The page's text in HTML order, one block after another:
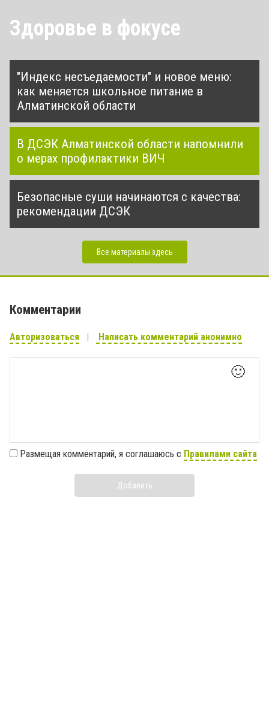
Здоровье в фокусе
"Индекс несъедаемости" и новое меню:
как меняется школьное питание в
Алматинской области
В ДСЭК Алматинской области напомнили
о мерах профилактики ВИЧ
Безопасные суши начинаются с качества:
рекомендации ДСЭК
Все материалы здесь
Комментарии
Авторизоваться Написать комментарий анонимно
🙂
Размещая комментарий, я соглашаюсь с Правилами сайта
Добавить